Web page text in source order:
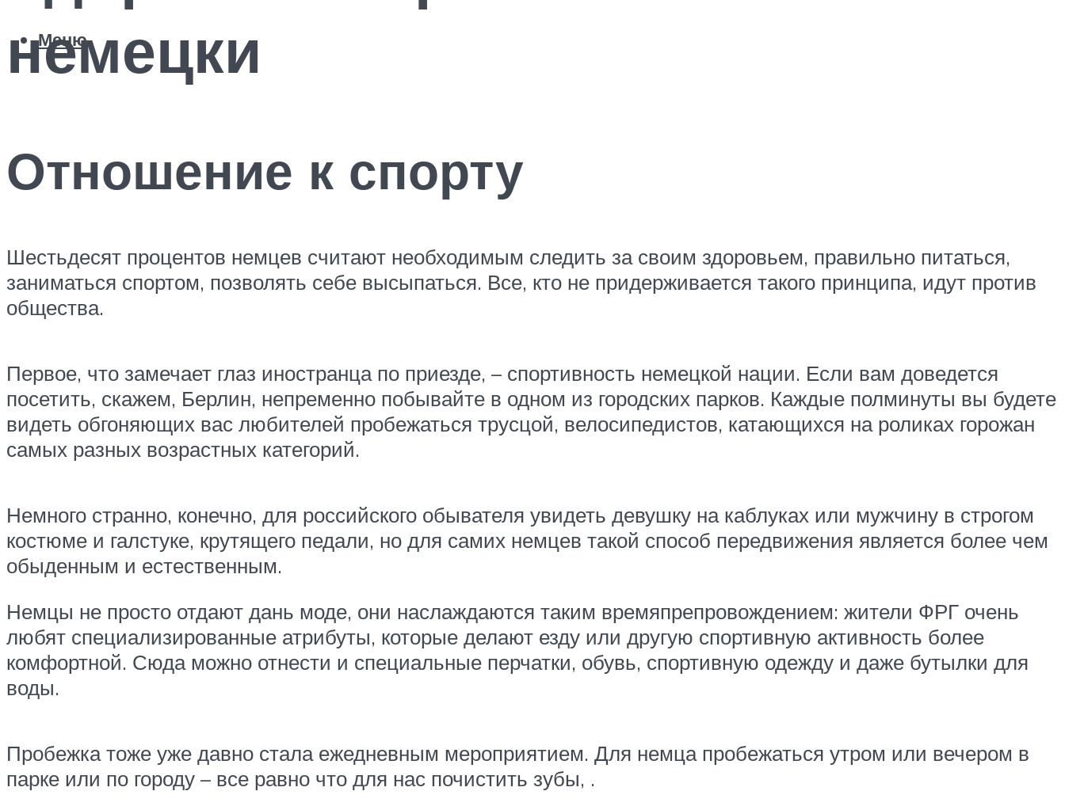
Меню
немецки
Отношение к спорту
Шестьдесят процентов немцев считают необходимым следить за своим здоровьем, правильно питаться,
заниматься спортом, позволять себе высыпаться. Все, кто не придерживается такого принципа, идут против
общества.
Первое, что замечает глаз иностранца по приезде, – спортивность немецкой нации. Если вам доведется
посетить, скажем, Берлин, непременно побывайте в одном из городских парков. Каждые полминуты вы будете
видеть обгоняющих вас любителей пробежаться трусцой, велосипедистов, катающихся на роликах горожан
самых разных возрастных категорий.
Немного странно, конечно, для российского обывателя увидеть девушку на каблуках или мужчину в строгом
костюме и галстуке, крутящего педали, но для самих немцев такой способ передвижения является более чем
обыденным и естественным.
Немцы не просто отдают дань моде, они наслаждаются таким времяпрепровождением: жители ФРГ очень
любят специализированные атрибуты, которые делают езду или другую спортивную активность более
комфортной. Сюда можно отнести и специальные перчатки, обувь, спортивную одежду и даже бутылки для
воды.
Пробежка тоже уже давно стала ежедневным мероприятием. Для немца пробежаться утром или вечером в
парке или по городу – все равно что для нас почистить зубы, .